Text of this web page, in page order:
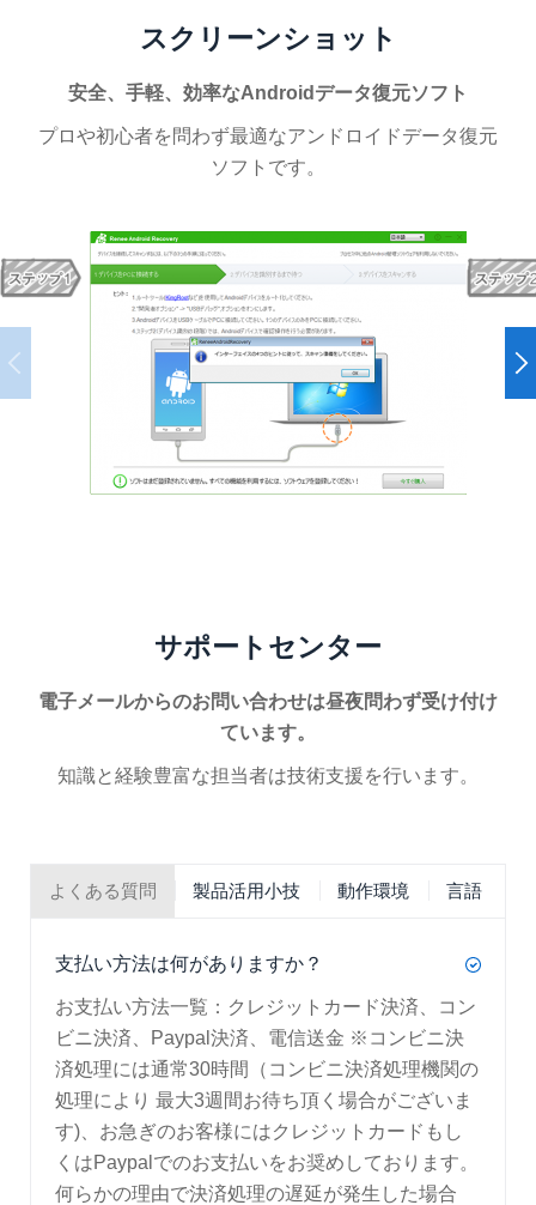
スクリーンショット
安全、手軽、効率なAndroidデータ復元ソフト
プロや初心者を問わず最適なアンドロイドデータ復元
ソフトです。
サポートセンター
電子メールからのお問い合わせは昼夜問わず受け付け
ています。
知識と経験豊富な担当者は技術支援を行います。
よくある質問 製品活用小技 動作環境 言語
支払い方法は何がありますか？
お支払い方法一覧：クレジットカード決済、コン
ビニ決済、Paypal決済、電信送金 ※コンビニ決
済処理には通常30時間（コンビニ決済処理機関の
処理により 最大3週間お待ち頂く場合がございま
す)、お急ぎのお客様にはクレジットカードもし
くはPaypalでのお支払いをお奨めしております。
何らかの理由で決済処理の遅延が発生した場合